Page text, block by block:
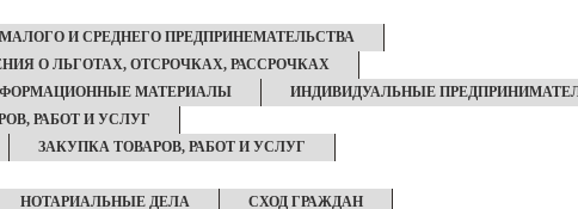
И СРЕДНЕГО ПРЕДПРИНЕМАТЕЛЬСТВА
О ЛЬГОТАХ, ОТСРОЧКАХ, РАССРОЧКАХ
МАТЕРИАЛЫ
ИНДИВИДУАЛЬНЫЕ
РАБОТ И УСЛУГ
ЗАКУПКА ТОВАРОВ, РАБОТ И УСЛУГ
НОТАРИАЛЬНЫЕ ДЕЛА СХОД ГРАЖДАН